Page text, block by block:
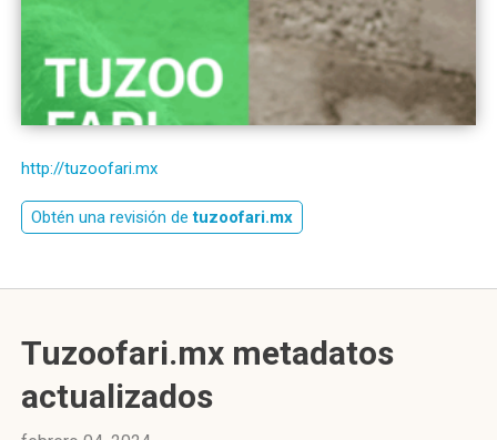
http://tuzoofari.mx
Obtén una revisión detuzoofari.mx
Tuzoofari.mx metadatos
actualizados